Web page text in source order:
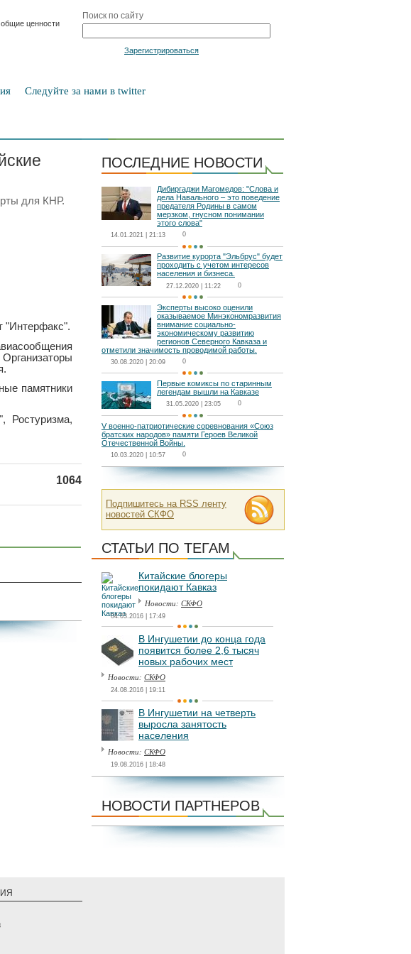
Поиск по сайту
Зарегистрироваться
Следуйте за нами в twitter
для КНР.
"Интерфакс".
памятники
Ростуризма,
1064
ПОСЛЕДНИЕ НОВОСТИ
Дибиргаджи Магомедов: "Слова и
дела Навального – это поведение
предателя Родины в самом
мерзком, гнусном понимании
этого слова"
14.01.2021 | 21:13 0
Развитие курорта "Эльбрус" будет
проходить с учетом интересов
населения и бизнеса.
27.12.2020 | 11:22 0
Эксперты высоко оценили
оказываемое Минэкономразвития
внимание социально-
экономическому развитию
регионов Северного Кавказа и
отметили значимость проводимой работы.
30.08.2020 | 20:09 0
Первые комиксы по старинным
легендам вышли на Кавказе
31.05.2020 | 23:05 0
V военно-патриотические соревнования «Союз
братских народов» памяти Героев Великой
Отечественной Войны.
10.03.2020 | 10:57 0
Подпишитесь на RSS ленту
новостей СКФО
СТАТЬИ ПО ТЕГАМ
Китайские блогеры
покидают Кавказ
Новости: СКФО
04.03.2016 | 17:49
В Ингушетии до конца года
появится более 2,6 тысяч
новых рабочих мест
Новости: СКФО
24.08.2016 | 19:11
В Ингушетии на четверть
выросла занятость
населения
Новости: СКФО
19.08.2016 | 18:48
НОВОСТИ ПАРТНЕРОВ